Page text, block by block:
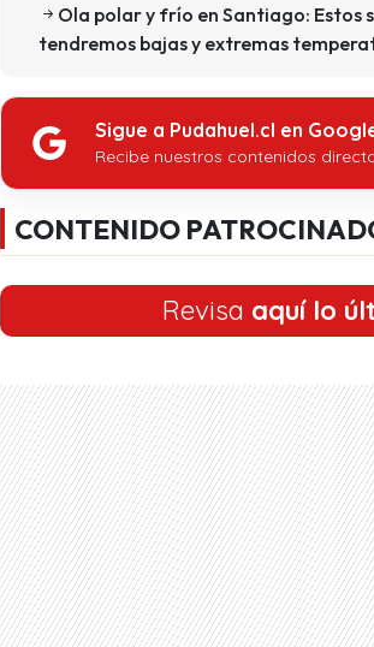
Ola polar y frío en Santiago: Estos
tendremos bajas y extremas
Sigue a Pudahuel.cl en
Recibe nuestros contenidos
CONTENIDO
Revisa aquí lo